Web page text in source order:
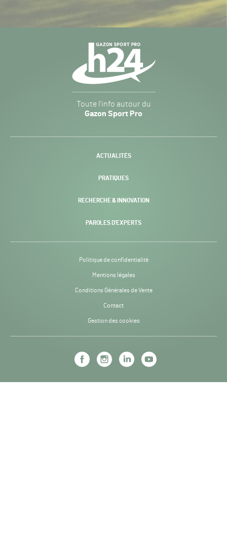
Sport
Pro
-
Toute l’info autour du
Gazon Sport Pro
ACTUALITÉS
PRATIQUES
RECHERCHE & INNOVATION
PAROLES D’EXPERTS
Politique de confidentialité
Mentions légales
Conditions Générales de Vente
Contact
Gestion des cookies